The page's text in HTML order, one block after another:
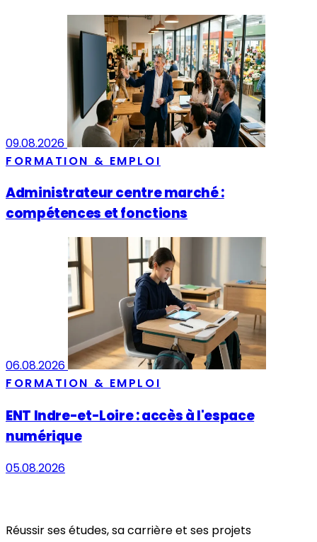
09.08.2026
FORMATION & EMPLOI
Administrateur centre marché :
compétences et fonctions
06.08.2026
FORMATION & EMPLOI
ENT Indre-et-Loire : accès à l'espace
numérique
05.08.2026
Réussir ses études, sa carrière et ses projets